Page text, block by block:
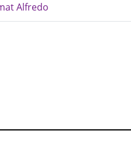
Alfredo